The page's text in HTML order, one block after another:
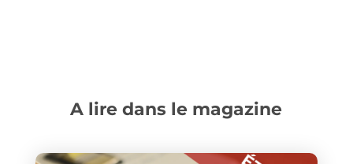
A lire dans le magazine